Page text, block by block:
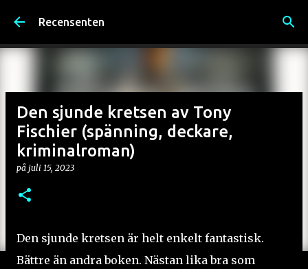
Fortsätt till huvudinnehåll
Recensenten
Den sjunde kretsen av Tony
Fischier (spänning, deckare,
kriminalroman)
på juli 15, 2023
Den sjunde kretsen är helt enkelt fantastisk.
Bättre än andra boken. Nästan lika bra som